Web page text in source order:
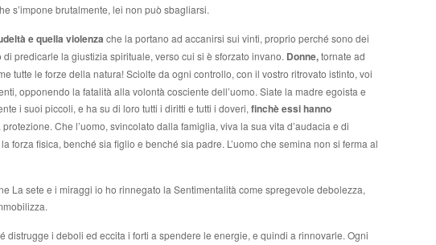
s’impone brutalmente, lei non può sbagliarsi.
e quella violenza che la portano ad accanirsi sui vinti, proprio perché sono dei
predicarle la giustizia spirituale, verso cui si è sforzato invano. Donne,tornate ad
tutte le forze della natura! Sciolte da ogni controllo, con il vostro ritrovato istinto, voi
opponendo la fatalità alla volontà cosciente dell’uomo. Siate la madre egoista e
i suoi piccoli, e ha su di loro tutti i diritti e tutti i doveri, finchè essi hanno
Che l’uomo, svincolato dalla famiglia, viva la sua vita d’audacia e di
forza fisica, benché sia figlio e benché sia padre. L’uomo che semina non si ferma al
La sete e i miraggi io ho rinnegato la Sentimentalità come spregevole debolezza,
distrugge i deboli ed eccita i forti a spendere le energie, e quindi a rinnovarle. Ogni